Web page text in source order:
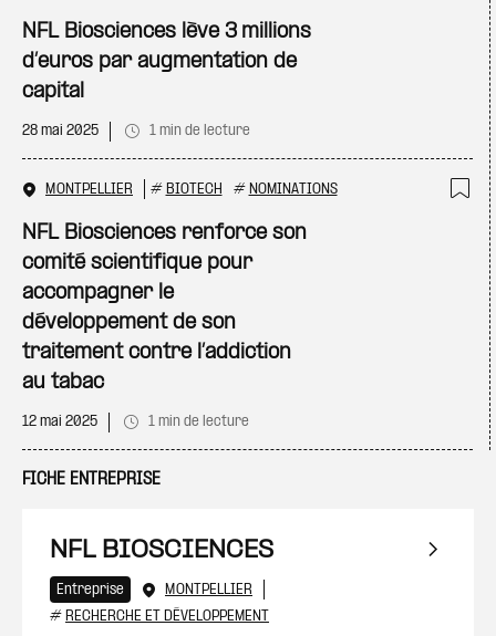
NFL Biosciences lève 3 millions
d’euros par augmentation de
capital
28 mai 2025 1 min de lecture
MONTPELLIER # BIOTECH # NOMINATIONS
NFL Biosciences renforce son
comité scientifique pour
accompagner le
développement de son
traitement contre l’addiction
au tabac
12 mai 2025 1 min de lecture
FICHE ENTREPRISE
NFL BIOSCIENCES
Entreprise
MONTPELLIER
# RECHERCHE ET DÉVELOPPEMENT